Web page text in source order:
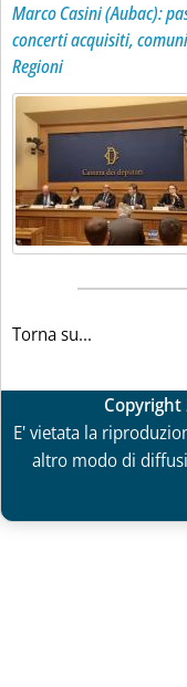
Marco Casini (Aubac):
concerti acquisiti,
Regioni
Torna su...
Copyright
E' vietata la
altro modo di